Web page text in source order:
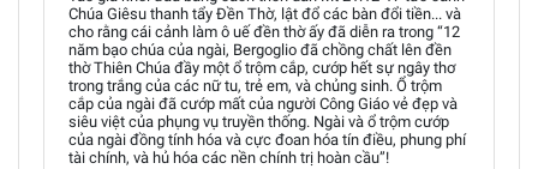
Chúa Giêsu thanh tẩy Đền Thờ, lật đổ các bàn đổi tiền... và
cho rằng cái cảnh làm ô uế đền thờ ấy đã diễn ra trong “12
năm bạo chúa của ngài, Bergoglio đã chồng chất lên đền
thờ Thiên Chúa đầy một ổ trộm cắp, cướp hết sự ngây thơ
trong trắng của các nữ tu, trẻ em, và chủng sinh. Ổ trộm
cắp của ngài đã cướp mất của người Công Giáo vẻ đẹp và
siêu việt của phụng vụ truyền thống. Ngài và ổ trộm cướp
của ngài đồng tính hóa và cực đoan hóa tín điều, phung phí
tài chính, và hủ hóa các nền chính trị hoàn cầu”!